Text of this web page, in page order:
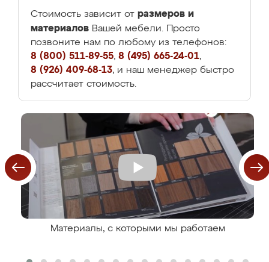
Стоимость зависит от размеров и
материалов Вашей мебели. Просто
позвоните нам по любому из телефонов:
8 (800) 511-89-55, 8 (495) 665-24-01,
8 (926) 409-68-13, и наш менеджер быстро
рассчитает стоимость.
Материалы, с которыми мы работаем